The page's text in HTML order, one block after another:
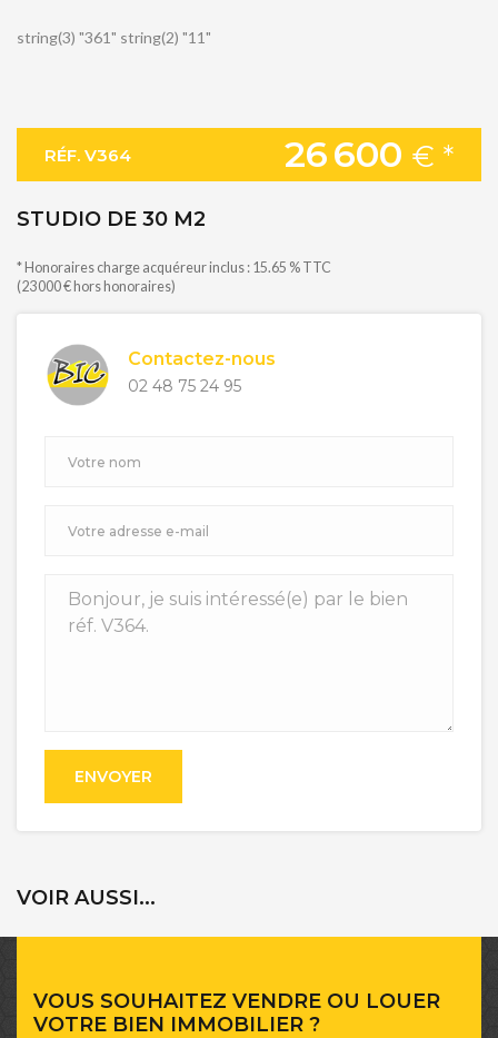
string(3) "361" string(2) "11"
RÉF. V364 26 600 € *
STUDIO DE 30 M2
* Honoraires charge acquéreur inclus : 15.65 % TTC
(23 000 € hors honoraires)
Contactez-nous
02 48 75 24 95
ENVOYER
VOIR AUSSI...
VOUS SOUHAITEZ VENDRE OU LOUER
VOTRE BIEN IMMOBILIER ?